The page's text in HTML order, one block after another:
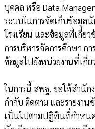
บุคคล หรือ Data
ระบบในการจัดเก็บข้อมูล
โรงเรียน และข้อมูลที่เกี่ย
การบริหารจัดการศึกษา ก
ข้อมูลไปยังหน่วยงานที่เกี่ย
ในการนี้ สพฐ. ขอให้สำนั
กำกับ ติดตาม และรายงา
เป็นไปตามปฏิทินที่กำหนด